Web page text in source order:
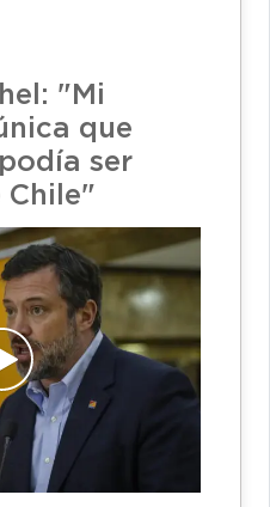
"Mi
que
ser
Chile"